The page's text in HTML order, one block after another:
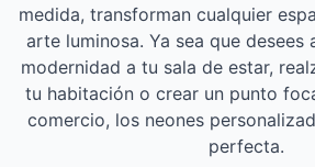
medida, transforman cualquier
arte luminosa. Ya sea que desees
modernidad a tu sala de estar,
tu habitación o crear un punto
comercio, los neones
perfecta.